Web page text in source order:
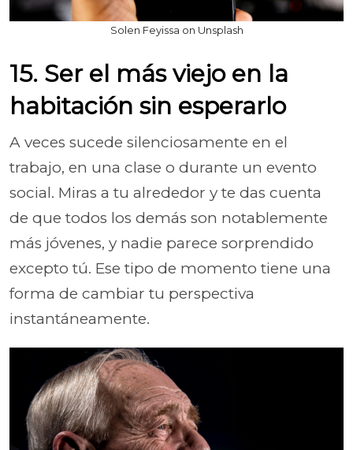
Solen Feyissa on Unsplash
15. Ser el más viejo en la
habitación sin esperarlo
A veces sucede silenciosamente en el
trabajo, en una clase o durante un evento
social. Miras a tu alrededor y te das cuenta
de que todos los demás son notablemente
más jóvenes, y nadie parece sorprendido
excepto tú. Ese tipo de momento tiene una
forma de cambiar tu perspectiva
instantáneamente.